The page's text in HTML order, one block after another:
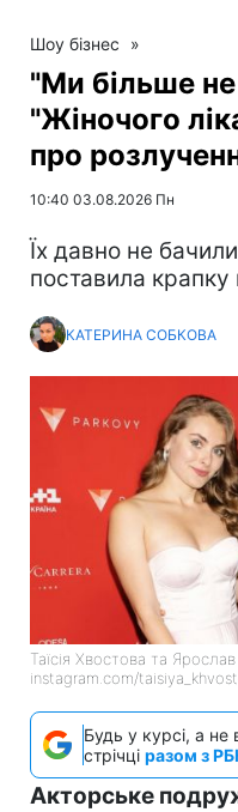
Шоу бізнес »
"Ми більше
"Жіночого
про
10:40 03.08.2026 Пн
Їх давно не
поставила крапку
КАТЕРИНА СОБКОВА
Таїсія Хвостова та
instagram.com/
Будь у курсі, а не
стрічці разом з
Акторське